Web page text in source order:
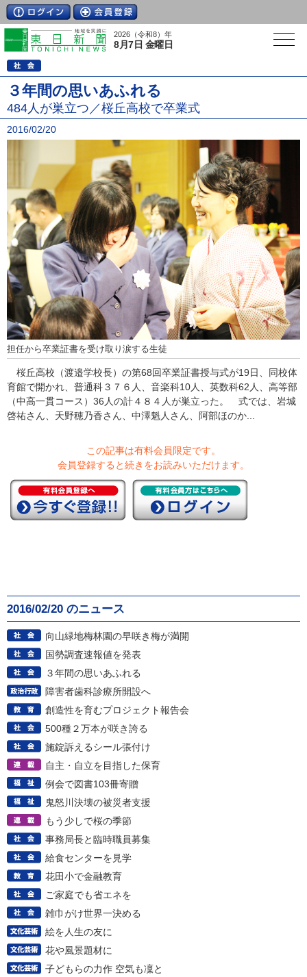
2026（令和8）年
8月7日 金曜日
３年間の思いあふれる
484人が巣立つ／桜丘高校で卒業式
2016/02/20
担任から卒業証書を受け取り涙する生徒
桜丘高校（渡邉学校長）の第68回卒業証書授与式が19日、同校体
育館で開かれ、普通科３７６人、音楽科10人、英数科62人、高等部
（中高一貫コース）36人の計４８４人が巣立った。 式では、岩城
啓祐さん、天野穂乃香さん、中澤魁人さん、阿部ほのか...
この記事は有料会員限定です。
会員登録すると続きをお読みいただけます。
2016/02/20 のニュース
向山緑地梅林園の早咲き梅が満開
国勢調査速報値を発表
３年間の思いあふれる
障害者歯科診療所開設へ
創造性を育むプロジェクト報告会
500種２万本が咲き誇る
施錠訴えるシール張付け
自主・自立を目指した保育
例会で図書103冊寄贈
鬼怒川決壊の被災者支援
もう少しで桜の季節
事務局長と臨時職員募集
給食センターを見学
花田小で金融教育
ご家庭でも省エネを
雑巾がけ世界一決める
絵を人生の友に
花や風景題材に
子どもらの力作 空気も凜と